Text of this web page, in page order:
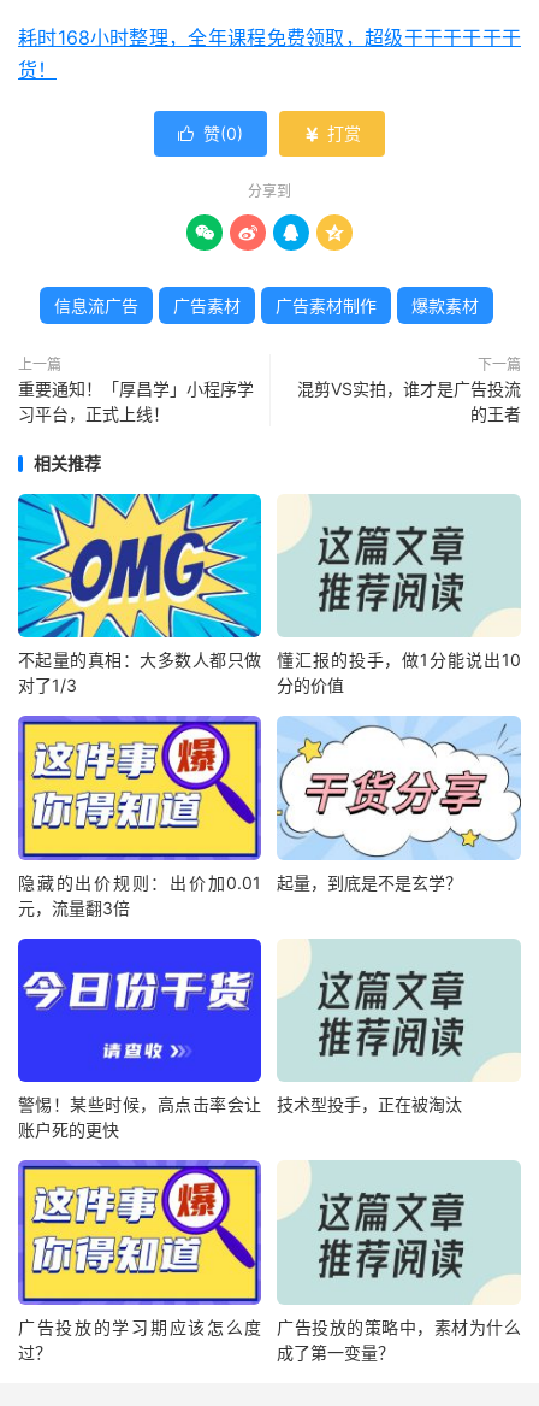
耗时168小时整理，全年课程免费领取，超级干干干干干干
货！
 赞(0)  打赏
分享到
   
信息流广告 广告素材 广告素材制作 爆款素材
上一篇
重要通知！「厚昌学」小程序学
习平台，正式上线！
下一篇
混剪VS实拍，谁才是广告投流
的王者
相关推荐
不起量的真相：大多数人都只做
对了1/3
懂汇报的投手，做1分能说出10
分的价值
隐藏的出价规则：出价加0.01
元，流量翻3倍
起量，到底是不是玄学？
警惕！某些时候，高点击率会让
账户死的更快
技术型投手，正在被淘汰
广告投放的学习期应该怎么度
过？
广告投放的策略中，素材为什么
成了第一变量？